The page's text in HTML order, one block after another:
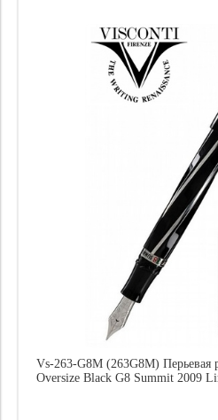
Vs-263-G8M (263G8M) Перьевая
Oversize Black G8 Summit 2009